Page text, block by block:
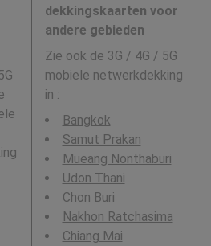
dekkingskaarten voor
andere gebieden
Zie ook de 3G / 4G / 5G
mobiele netwerkdekking
in :
Bangkok
Samut Prakan
Mueang Nonthaburi
Udon Thani
Chon Buri
Nakhon Ratchasima
Chiang Mai